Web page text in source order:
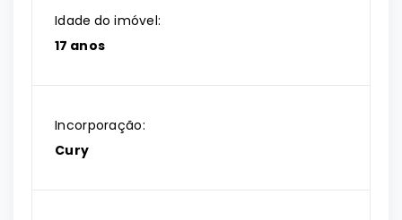
Idade do imóvel:
17 anos
Incorporação:
Cury